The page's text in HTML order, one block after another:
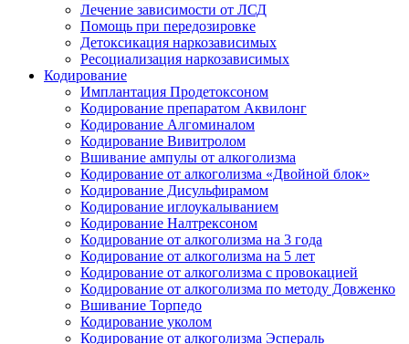
Лечение зависимости от ЛСД
Помощь при передозировке
Детоксикация наркозависимых
Ресоциализация наркозависимых
Кодирование
Имплантация Продетоксоном
Кодирование препаратом Аквилонг
Кодирование Алгоминалом
Кодирование Вивитролом
Вшивание ампулы от алкоголизма
Кодирование от алкоголизма «Двойной блок»
Кодирование Дисульфирамом
Кодирование иглоукалыванием
Кодирование Налтрексоном
Кодирование от алкоголизма на 3 года
Кодирование от алкоголизма на 5 лет
Кодирование от алкоголизма с провокацией
Кодирование от алкоголизма по методу Довженко
Вшивание Торпедо
Кодирование уколом
Кодирование от алкоголизма Эспераль